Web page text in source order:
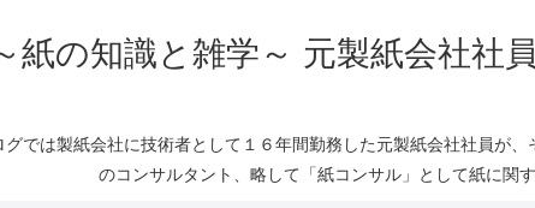
紙の知識と雑学～ 元製紙会社社
では製紙会社に技術者として１６年間勤務した元製紙会社社員が
のコンサルタント、略して「紙コンサル」として紙に関